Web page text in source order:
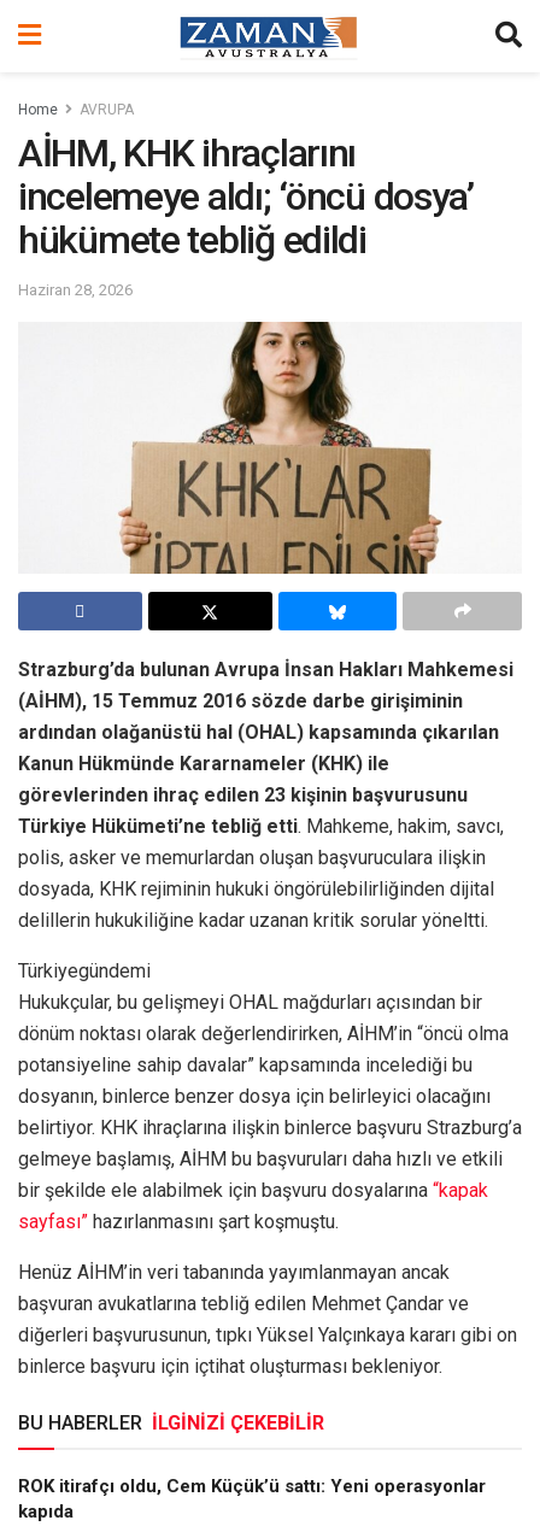
Home AVRUPA
AİHM, KHK ihraçlarını
incelemeye aldı; ‘öncü dosya’
hükümete tebliğ edildi
Haziran 28, 2026
Strazburg’da bulunan Avrupa İnsan Hakları Mahkemesi
(AİHM), 15 Temmuz 2016 sözde darbe girişiminin
ardından olağanüstü hal (OHAL) kapsamında çıkarılan
Kanun Hükmünde Kararnameler (KHK) ile
görevlerinden ihraç edilen 23 kişinin başvurusunu
Türkiye Hükümeti’ne tebliğ etti. Mahkeme, hakim, savcı,
polis, asker ve memurlardan oluşan başvuruculara ilişkin
dosyada, KHK rejiminin hukuki öngörülebilirliğinden dijital
delillerin hukukiliğine kadar uzanan kritik sorular yöneltti.
Türkiyegündemi
Hukukçular, bu gelişmeyi OHAL mağdurları açısından bir
dönüm noktası olarak değerlendirirken, AİHM’in “öncü olma
potansiyeline sahip davalar” kapsamında incelediği bu
dosyanın, binlerce benzer dosya için belirleyici olacağını
belirtiyor. KHK ihraçlarına ilişkin binlerce başvuru Strazburg’a
gelmeye başlamış, AİHM bu başvuruları daha hızlı ve etkili
bir şekilde ele alabilmek için başvuru dosyalarına “kapak
sayfası” hazırlanmasını şart koşmuştu.
Henüz AİHM’in veri tabanında yayımlanmayan ancak
başvuran avukatlarına tebliğ edilen Mehmet Çandar ve
diğerleri başvurusunun, tıpkı Yüksel Yalçınkaya kararı gibi on
binlerce başvuru için içtihat oluşturması bekleniyor.
BU HABERLER İLGİNİZİ ÇEKEBİLİR
ROK itirafçı oldu, Cem Küçük’ü sattı: Yeni operasyonlar
kapıda